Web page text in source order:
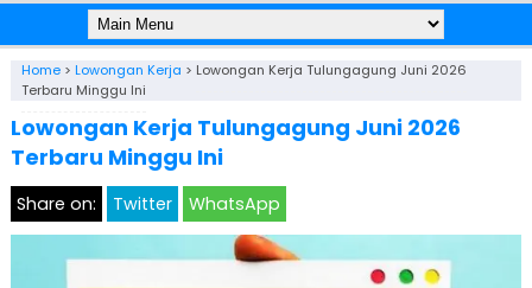
Home> Lowongan Kerja > Lowongan Kerja Tulungagung Juni 2026
Terbaru Minggu Ini
Lowongan Kerja Tulungagung Juni 2026
Terbaru Minggu Ini
Share on: Twitter WhatsApp